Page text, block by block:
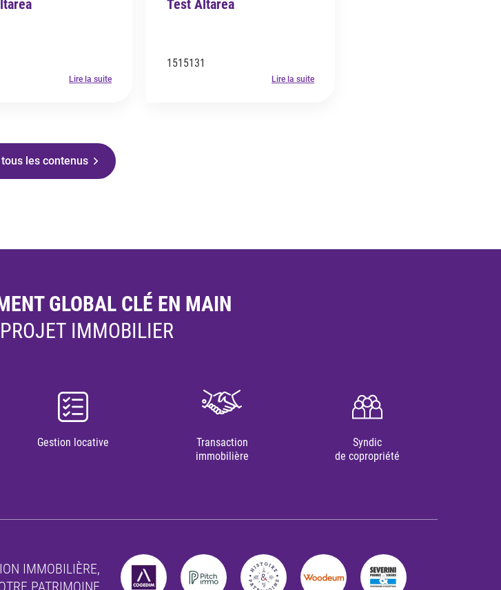
Lire la suite
Test Altarea
1515131
Lire la suite
les contenus
GLOBAL CLÉ EN MAIN
IMMOBILIER
Gestion locative
Transaction
immobilière
Syndic
de copropriété
IMMOBILIÈRE,
PATRIMOINE